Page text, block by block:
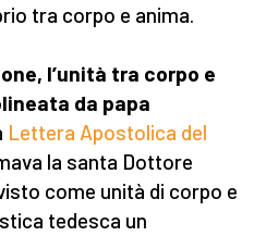
tra corpo e anima.
l’unità tra corpo e
da papa
Lettera Apostolica del
la santa Dottore
come unità di corpo e
tedesca un